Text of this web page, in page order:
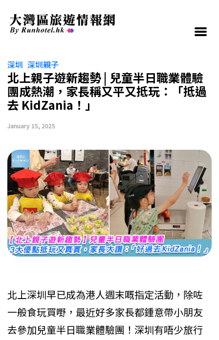
深圳 深圳親子
北上親子遊新趨勢 | 兒童半日職業體驗
團成熱潮，家長稱又平又抵玩：「抵過
去 KidZania！」
January 15, 2025
北上深圳早已成為港人週末嘅指定活動，除咗
一般食玩買嘢，最近好多家長都鍾意帶小朋友
去參加兒童半日職業體驗團！深圳有唔少旅行